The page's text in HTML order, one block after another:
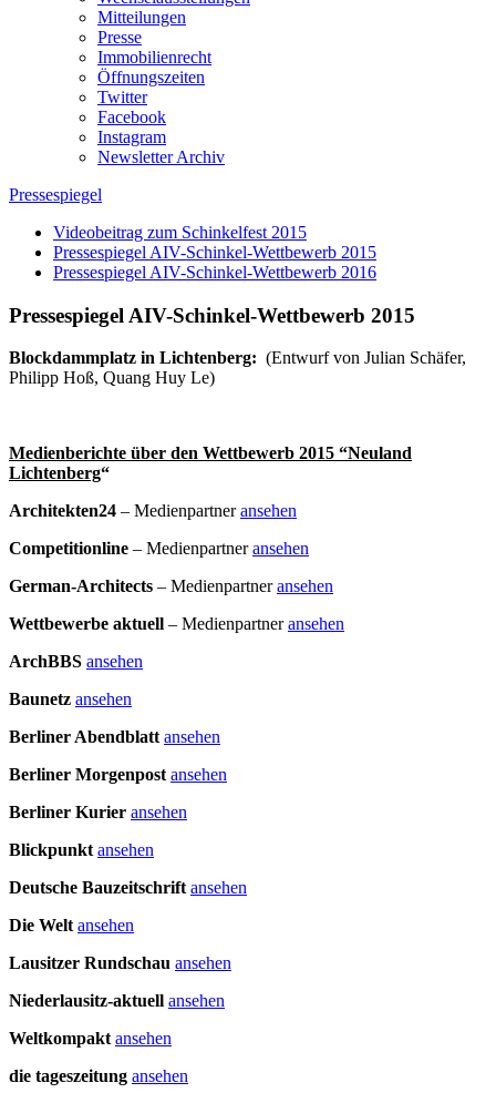
Mitteilungen
Presse
Immobilienrecht
Öffnungszeiten
Twitter
Facebook
Instagram
Newsletter Archiv
Pressespiegel
Videobeitrag zum Schinkelfest 2015
Pressespiegel AIV-Schinkel-Wettbewerb 2015
Pressespiegel AIV-Schinkel-Wettbewerb 2016
Pressespiegel AIV-Schinkel-Wettbewerb 2015
Blockdammplatz in Lichtenberg: (Entwurf von Julian Schäfer,
Philipp Hoß, Quang Huy Le)
Medienberichte über den Wettbewerb 2015 “Neuland
Lichtenberg“
Architekten24 – Medienpartneransehen
Competitionline – Medienpartneransehen
German-Architects – Medienpartneransehen
Wettbewerbe aktuell – Medienpartneransehen
ArchBBS ansehen
Baunetz ansehen
Berliner Abendblatt ansehen
Berliner Morgenpost ansehen
Berliner Kurier ansehen
Blickpunktansehen
Deutsche Bauzeitschriftansehen
Die Weltansehen
Lausitzer Rundschau ansehen
Niederlausitz-aktuell ansehen
Weltkompaktansehen
die tageszeitung ansehen